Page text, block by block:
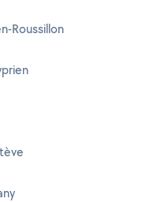
Roussillon